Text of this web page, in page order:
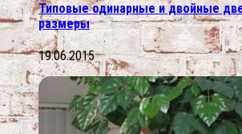
Типовые одинарные и двойные
размеры
19.06.2015